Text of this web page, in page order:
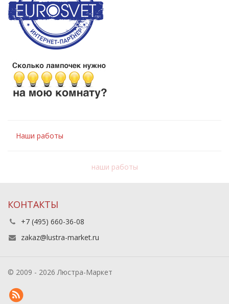
Наши работы
наши работы
КОНТАКТЫ
+7 (495) 660-36-08
zakaz@lustra-market.ru
© 2009 - 2026 Люстра-Маркет